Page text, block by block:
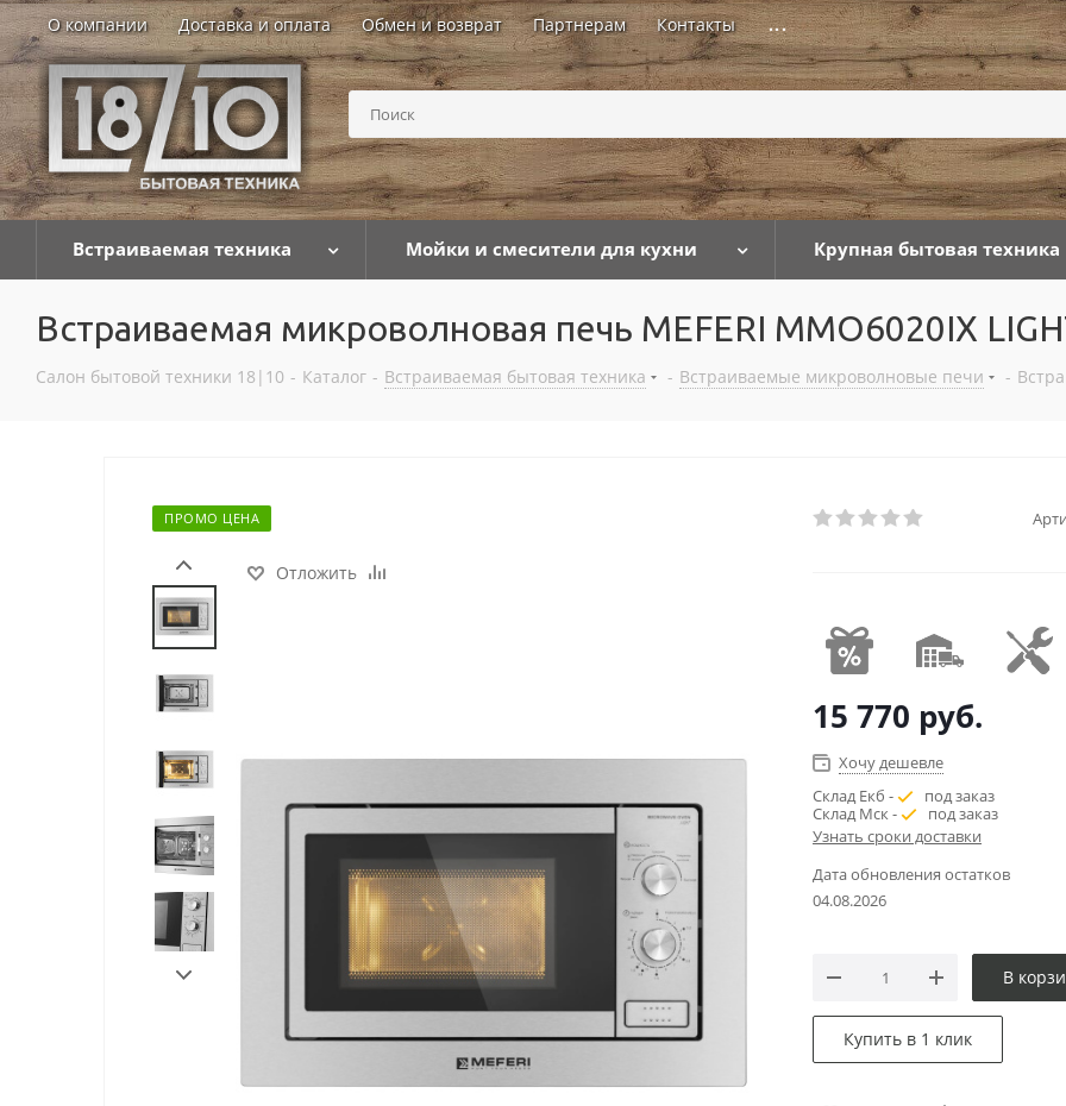
О компании Доставка и оплата Обмен и возврат Партнерам Контакты ...
Встраиваемая техника Мойки и смесители для кухни Крупная бытовая техника
Встраиваемая микроволновая печь MEFERI MMO6020IX
Салон бытовой техники 18|10 - Каталог - Встраиваемая бытовая техника - Встраиваемые микроволновые печи -
ПРОМО ЦЕНА
Отложить
15 770 руб.
Хочу дешевле
Склад Екб -
под заказ
Склад Мск -
под заказ
Узнать сроки доставки
Дата обновления остатков
04.08.2026
В
Купить в 1 клик